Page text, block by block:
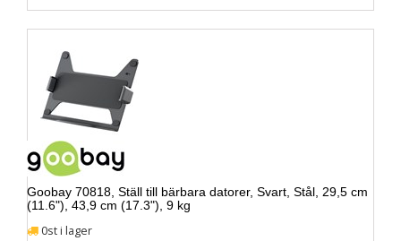
Goobay 70818, Ställ till bärbara datorer, Svart, Stål, 29,5 cm
(11.6"), 43,9 cm (17.3"), 9 kg
0st i lager